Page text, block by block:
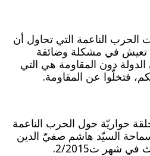
الحرب الناعمة التي تحاول أن
تعيش في مشكلة وضائقة
دون المقاومة هي التي
فتخلّوا عن المقاومة.
حواريّة حول الحرب الناعمة
سماحة السيّد هاشم صفيّ الدين
شهر ت2/2015.